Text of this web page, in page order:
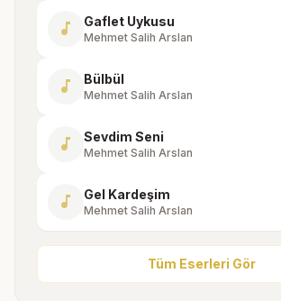
music_note Gaflet Uykusu
Mehmet Salih Arslan
music_note Bülbül
Mehmet Salih Arslan
music_note Sevdim Seni
Mehmet Salih Arslan
music_note Gel Kardeşim
Mehmet Salih Arslan
Tüm Eserleri Gör